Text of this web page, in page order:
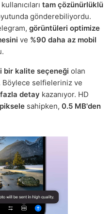
tam çözünürlüklü
gönderebiliyordu.
görüntüleri optimize
ve %90 daha az mobil
bir kalite seçeneği olan
selfieleriniz ve
detay kazanıyor. HD
sahipken, 0.5 MB'den